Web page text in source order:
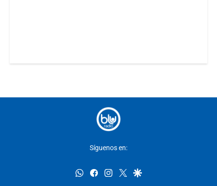
Síguenos en:
whatsappfacebookinstagram
twittergoogle